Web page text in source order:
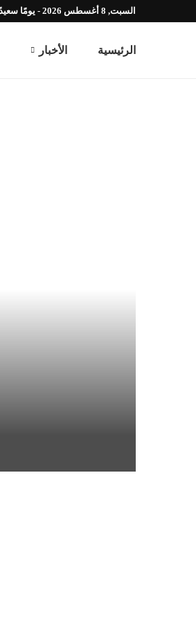
السبت, 8 أغسطس 2026 - يومًا سعيدًا!
الرئيسية الأخبار